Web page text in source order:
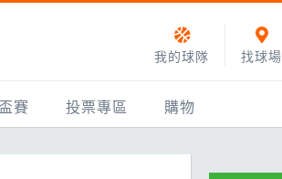
找球場
我的球隊
盃賽
DLIVE週末籃球聯賽
投票專區 購物